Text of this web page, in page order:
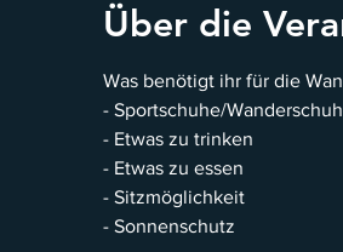
Über die
Was benötigt ihr für die
- Sportschuhe/
- Etwas zu trinken
- Etwas zu essen
- Sitzmöglichkeit
- Sonnenschutz